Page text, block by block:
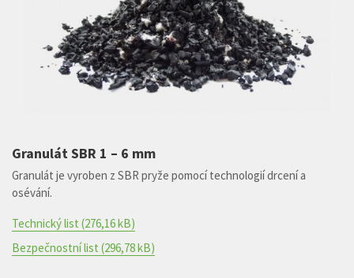
Granulát SBR 1 – 6 mm
Granulát je vyroben z SBR pryže pomocí technologií drcení a
osévání.
Technický list (276,16 kB)
Bezpečnostní list (296,78 kB)